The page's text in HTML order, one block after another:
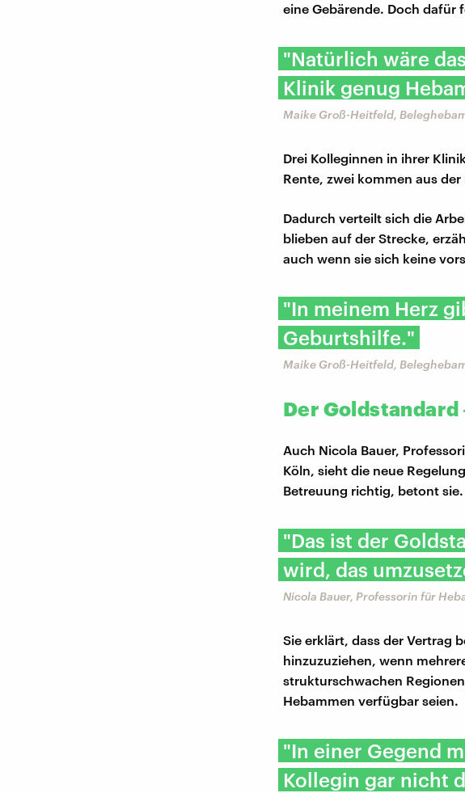
eine Gebärende. Doch dafür
"Natürlich wäre
Klinik genug
Maike Groß-Heitfeld,
Drei Kolleginnen in ihrer
Rente, zwei kommen aus
Dadurch verteilt sich die
blieben auf der Strecke,
auch wenn sie sich keine
"In meinem Herz
Geburtshilfe."
Maike Groß-Heitfeld,
Der Goldstandard
Auch Nicola Bauer,
Köln, sieht die neue
Betreuung richtig, betont sie.
"Das ist der
wird, das
Nicola Bauer, Professorin für
Sie erklärt, dass der Vertrag
hinzuzuziehen, wenn
strukturschwachen
Hebammen verfügbar seien.
"In einer Gegend
Kollegin gar nicht